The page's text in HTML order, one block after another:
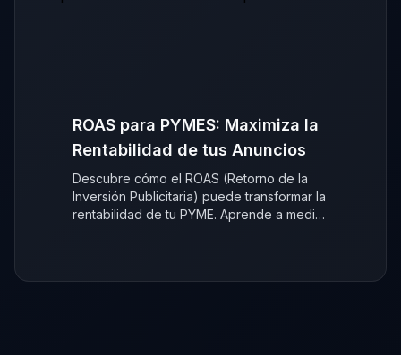
ROAS para PYMES: Maximiza la
Rentabilidad de tus Anuncios
Descubre cómo el ROAS (Retorno de la
Inversión Publicitaria) puede transformar la
rentabilidad de tu PYME. Aprende a medir